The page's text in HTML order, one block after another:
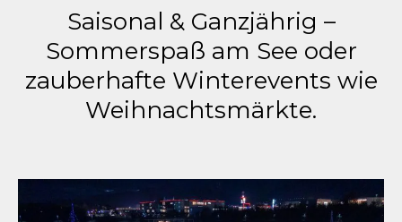
Saisonal & Ganzjährig –
Sommerspaß am See oder
zauberhafte Winterevents wie
Weihnachtsmärkte.